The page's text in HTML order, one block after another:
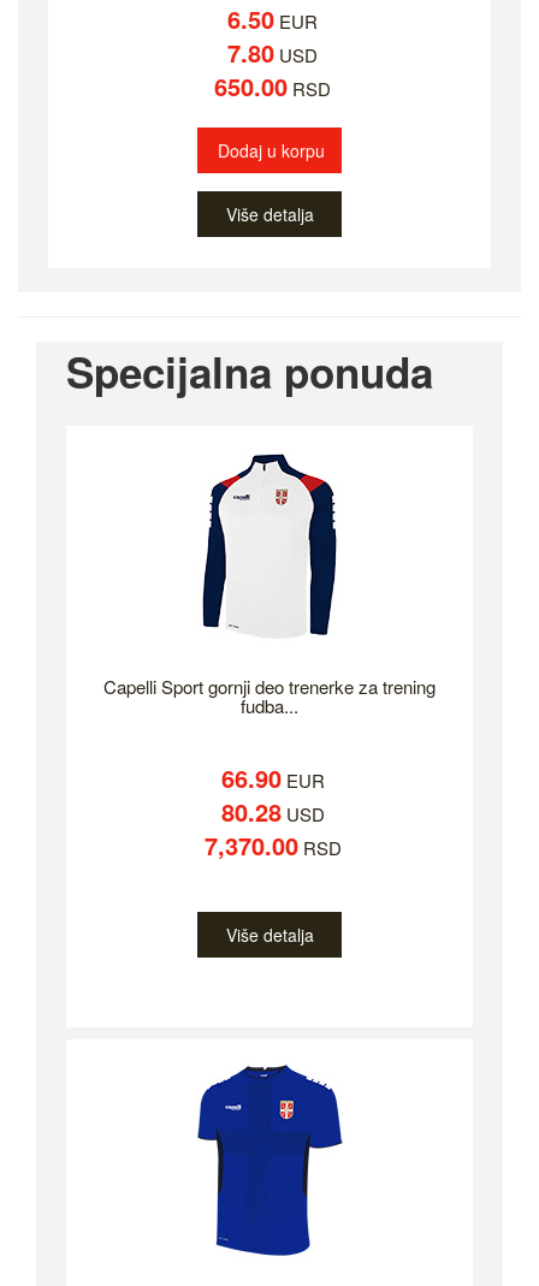
6.50 EUR
7.80 USD
650.00 RSD
Dodaj u korpu
Više detalja
Specijalna ponuda
Capelli Sport gornji deo trenerke za trening
fudba...
66.90EUR
80.28USD
7,370.00RSD
Više detalja